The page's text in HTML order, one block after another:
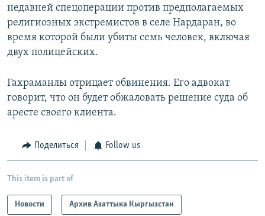
недавней спецоперации против предполагаемых
религиозных экстремистов в селе Нардаран, во
время которой были убиты семь человек, включая
двух полицейских.
Гахраманлы отрицает обвинения. Его адвокат
говорит, что он будет обжаловать решение суда об
аресте своего клиента.
Поделиться Follow us
This item is part of
Новости Архив Азаттыка Кыргызстан